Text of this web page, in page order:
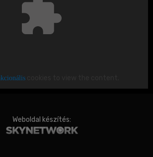
Weboldal készítés: